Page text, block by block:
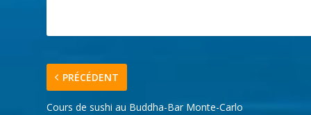
PRÉCÉDENT
Cours de sushi au Buddha-Bar Monte-Carlo